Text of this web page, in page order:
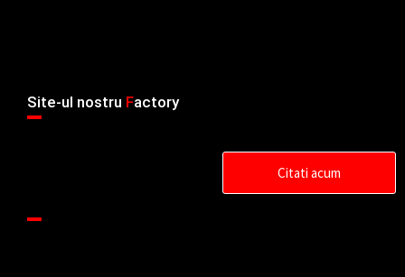
Site-ul nostru Factory
Citati acum